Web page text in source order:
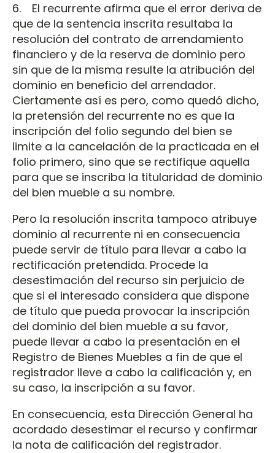
6. El recurrente afirma que el error deriva de
que de la sentencia inscrita resultaba la
resolución del contrato de arrendamiento
financiero y de la reserva de dominio pero
sin que de la misma resulte la atribución del
dominio en beneficio del arrendador.
Ciertamente así es pero, como quedó dicho,
la pretensión del recurrente no es que la
inscripción del folio segundo del bien se
limite a la cancelación de la practicada en el
folio primero, sino que se rectifique aquella
para que se inscriba la titularidad de dominio
del bien mueble a su nombre.
Pero la resolución inscrita tampoco atribuye
dominio al recurrente ni en consecuencia
puede servir de título para llevar a cabo la
rectificación pretendida. Procede la
desestimación del recurso sin perjuicio de
que si el interesado considera que dispone
de título que pueda provocar la inscripción
del dominio del bien mueble a su favor,
puede llevar a cabo la presentación en el
Registro de Bienes Muebles a fin de que el
registrador lleve a cabo la calificación y, en
su caso, la inscripción a su favor.
En consecuencia, esta Dirección General ha
acordado desestimar el recurso y confirmar
la nota de calificación del registrador.